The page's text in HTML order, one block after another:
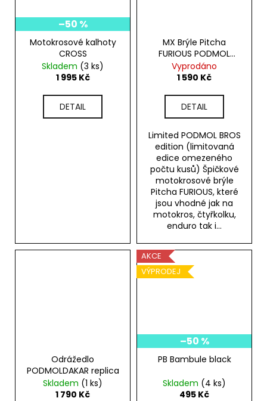
–50 %
Motokrosové kalhoty
CROSS
Skladem (3 ks)
1 995 Kč
DETAIL
MX Brýle Pitcha
FURIOUS PODMOL
limited
Vyprodáno
1 590 Kč
DETAIL
Limited PODMOL BROS
edition (limitovaná
edice omezeného
počtu kusů) Špičkové
motokrosové brýle
Pitcha FURIOUS, které
jsou vhodné jak na
motokros, čtyřkolku,
enduro tak i...
Odrážedlo
PODMOLDAKAR replica
Skladem (1 ks)
1 790 Kč
AKCE
VÝPRODEJ
–50 %
PB Bambule black
Skladem (4 ks)
495 Kč